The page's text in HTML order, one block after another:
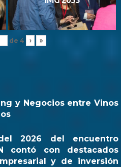
de 4 › »
y Negocios entre Vinos
2026 del encuentro
contó con destacados
y de inversión